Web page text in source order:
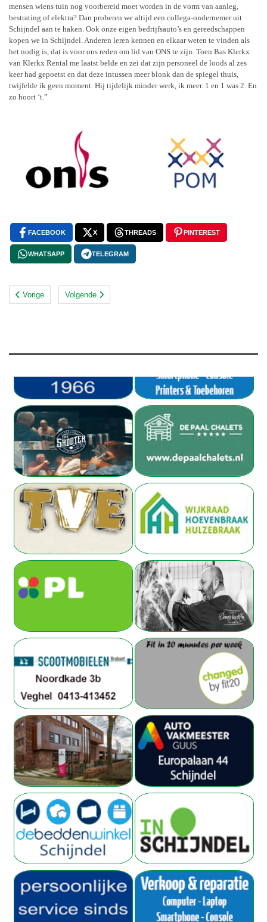
mensen wiens tuin nog voorbereid moet worden in de vorm van aanleg,
bestrating of elektra? Dan proberen we altijd een collega-ondernemer uit
Schijndel aan te haken. Ook onze eigen bedrijfsauto’s en gereedschappen
kopen we in Schijndel. Anderen leren kennen en elkaar weten te vinden als
het nodig is, dat is voor ons reden om lid van ONS te zijn. Toen Bas Klerkx
van Klerkx Rental me laatst belde en zei dat zijn personeel de loods al zes
keer had gepoetst en dat deze intussen meer blonk dan de spiegel thuis,
twijfelde ik geen moment. Hij tijdelijk minder werk, ik meer. 1 en 1 was 2. En
zo hoort ‘t.”
FACEBOOK X THREADS PINTEREST
WHATSAPP TELEGRAM
Vorige Volgende